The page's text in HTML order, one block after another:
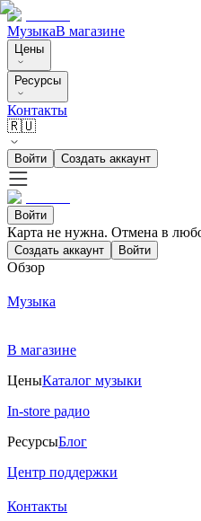
МузыкаВ магазине
Цены
Ресурсы
Контакты
🇷🇺
Войти Создать аккаунт
Войти
Карта не нужна. Отмена в
Создать аккаунт Войти
Обзор
Музыка
В магазине
ЦеныКаталог музыки
In-store радио
РесурсыБлог
Центр поддержки
Контакты